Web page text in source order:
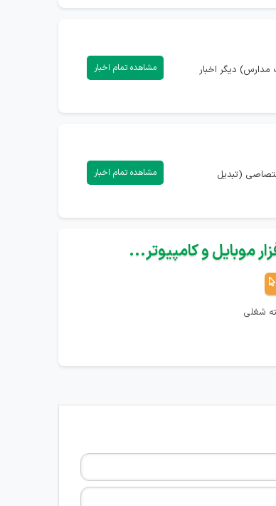
دیگر اخبار
مشاهده تمام اخبار
(تبدیل
مشاهده تمام اخبار
موبایل و کامپیوتر...
شغلی